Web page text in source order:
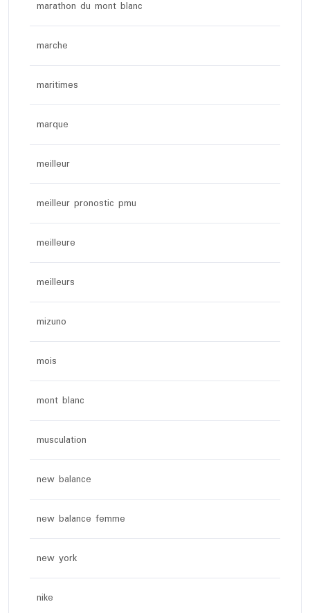
marathon du mont blanc
marche
maritimes
marque
meilleur
meilleur pronostic pmu
meilleure
meilleurs
mizuno
mois
mont blanc
musculation
new balance
new balance femme
new york
nike